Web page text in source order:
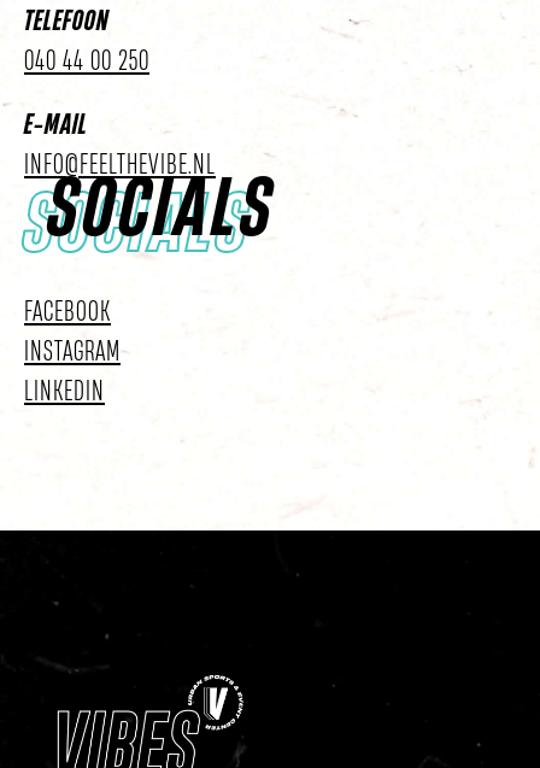
TELEFOON
040 44 00 250
E-MAIL
INFO@FEELTHEVIBE.NL
SOCIALS
SOCIALS
FACEBOOK
INSTAGRAM
LINKEDIN